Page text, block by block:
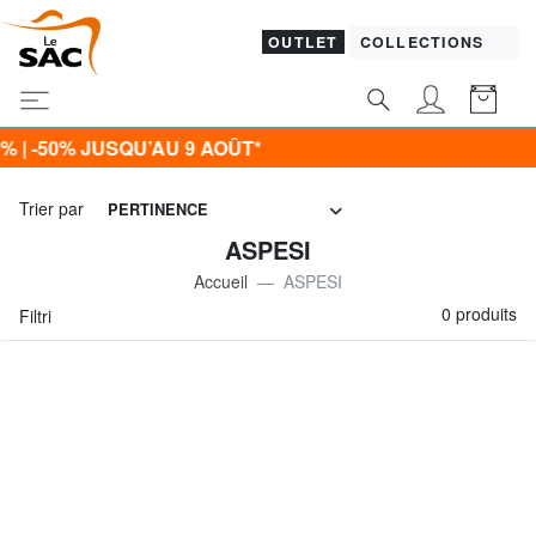
OUTLET COLLECTIONS
50% JUSQU’AU 9 AOÛT*
Trier par PERTINENCE
ASPESI
Accueil
ASPESI
Filtri
0 produits